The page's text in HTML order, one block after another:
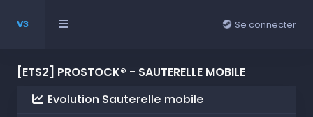
V3 Se connecter
[ETS2] PROSTOCK® - SAUTERELLE MOBILE
Evolution Sauterelle mobile